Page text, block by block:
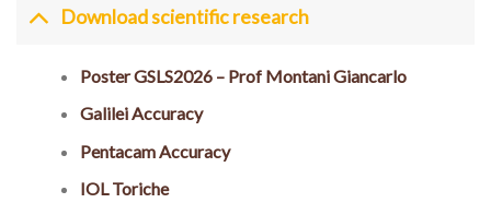
Download scientific research
Poster GSLS2026 – Prof Montani Giancarlo
Galilei Accuracy
Pentacam Accuracy
IOL Toriche